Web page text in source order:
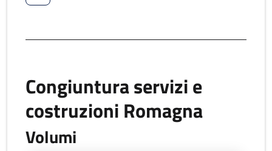
Congiuntura servizi e
costruzioni Romagna
Volumi